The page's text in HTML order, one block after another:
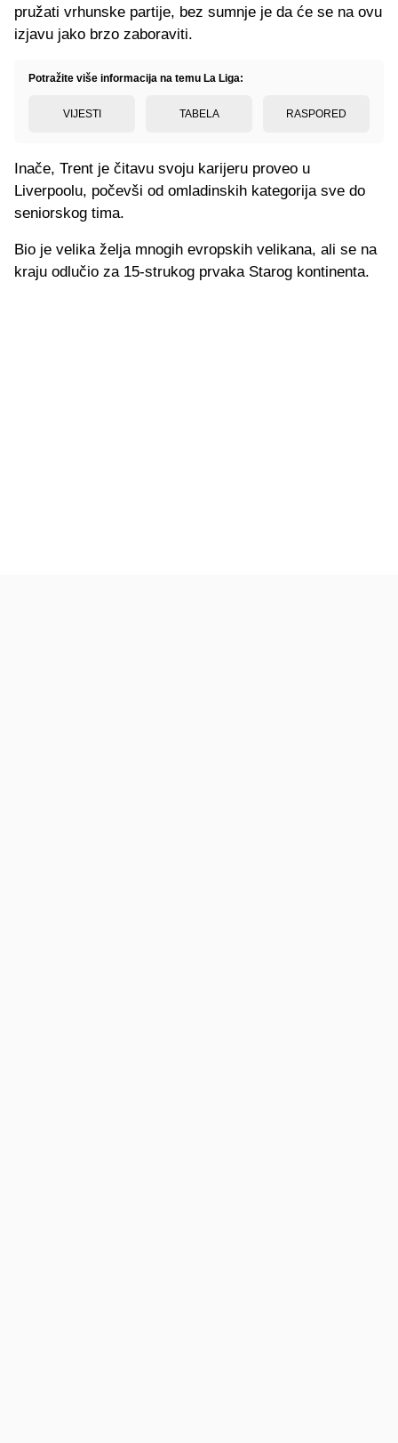
pružati vrhunske partije, bez sumnje je da će se na ovu
izjavu jako brzo zaboraviti.
Potražite više informacija na temu La Liga:
VIJESTI TABELA RASPORED
Inače, Trent je čitavu svoju karijeru proveo u
Liverpoolu, počevši od omladinskih kategorija sve do
seniorskog tima.
Bio je velika želja mnogih evropskih velikana, ali se na
kraju odlučio za 15-strukog prvaka Starog kontinenta.